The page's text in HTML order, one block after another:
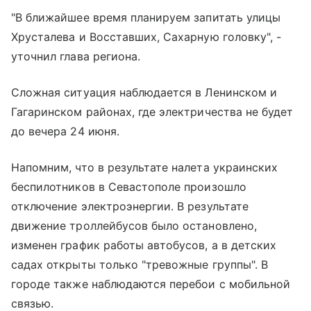
"В ближайшее время планируем запитать улицы
Хрусталева и Восставших, Сахарную головку", -
уточнил глава региона.
Сложная ситуация наблюдается в Ленинском и
Гагаринском районах, где электричества не будет
до вечера 24 июня.
Напомним, что в результате налета украинских
беспилотников в Севастополе произошло
отключение электроэнергии. В результате
движение троллейбусов было остановлено,
изменен график работы автобусов, а в детских
садах открыты только "тревожные группы". В
городе также наблюдаются перебои с мобильной
связью.